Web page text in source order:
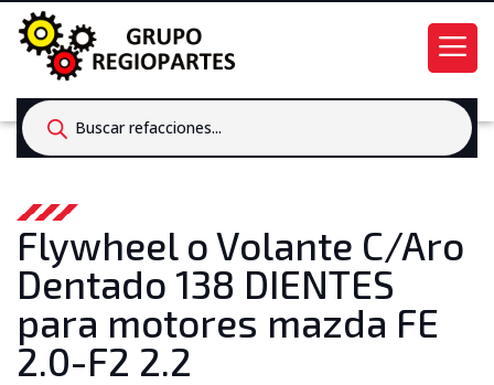
Products
search
Flywheel o Volante C/Aro
Dentado 138 DIENTES
para motores mazda FE
2.0-F2 2.2